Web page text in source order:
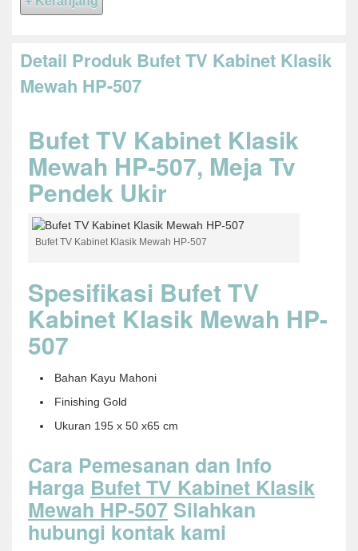
Detail Produk Bufet TV Kabinet Klasik
Mewah HP-507
Bufet TV Kabinet Klasik
Mewah HP-507, Meja Tv
Pendek Ukir
Bufet TV Kabinet Klasik Mewah HP-507
Spesifikasi Bufet TV
Kabinet Klasik Mewah HP-
507
Bahan Kayu Mahoni
Finishing Gold
Ukuran 195 x 50 x65 cm
Cara Pemesanan dan Info
Harga Bufet TV Kabinet Klasik
Mewah HP-507 Silahkan
hubungi kontak kami